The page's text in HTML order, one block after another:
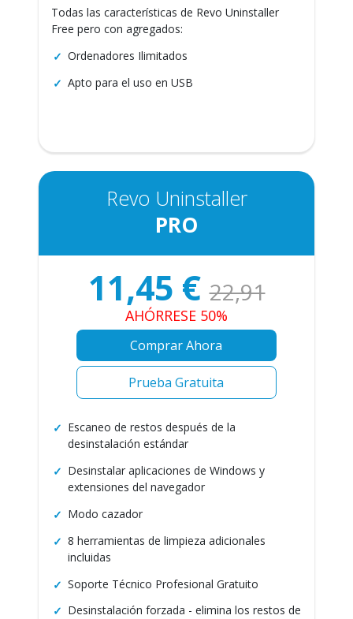
Todas las características de Revo Uninstaller
Free pero con agregados:
Ordenadores Ilimitados
Apto para el uso en USB
Revo Uninstaller
PRO
11,45 € 22,91
AHÓRRESE 50%
Comprar Ahora
Prueba Gratuita
Escaneo de restos después de la
desinstalación estándar
Desinstalar aplicaciones de Windows y
extensiones del navegador
Modo cazador
8 herramientas de limpieza adicionales
incluidas
Soporte Técnico Profesional Gratuito
Desinstalación forzada - elimina los restos de